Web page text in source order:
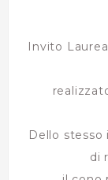
Invito
Dello
di